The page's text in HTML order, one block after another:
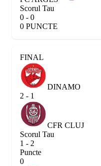
Scorul Tau
0 - 0
0 PUNCTE
FINAL
DINAMO
2 - 1
CFR CLUJ
Scorul Tau
1 - 2
Puncte
0